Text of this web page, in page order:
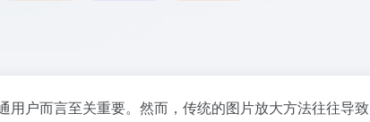
户而言至关重要。然而，传统的图片放大方法往往导致